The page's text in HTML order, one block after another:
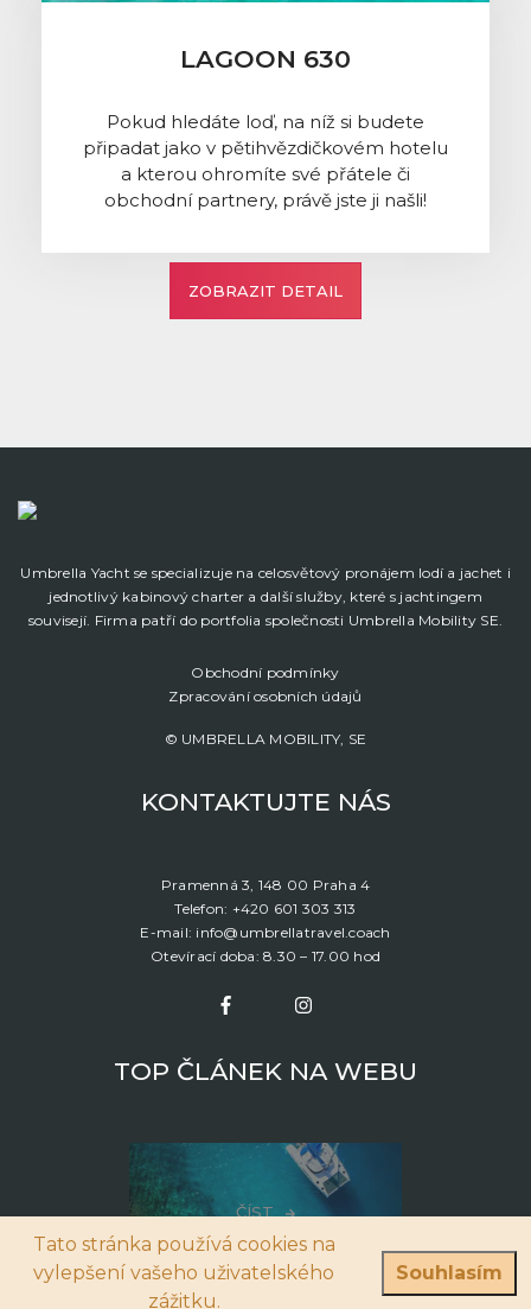
LAGOON 630
Pokud hledáte loď, na níž si budete
připadat jako v pětihvězdičkovém hotelu
a kterou ohromíte své přátele či
obchodní partnery, právě jste ji našli!
ZOBRAZIT DETAIL
Umbrella Yacht se specializuje na celosvětový pronájem lodí a jachet i
jednotlivý kabinový charter a další služby, které s jachtingem
souvisejí. Firma patří do portfolia společnosti Umbrella Mobility SE.
Obchodní podmínky
Zpracování osobních údajů
© UMBRELLA MOBILITY, SE
KONTAKTUJTE NÁS
Pramenná 3, 148 00 Praha 4
Telefon: +420 601 303 313
E-mail: info@umbrellatravel.coach
Otevírací doba: 8.30 – 17.00 hod
TOP ČLÁNEK NA WEBU
ČÍST
Pronájem lodí: Z jakých destinací můžete vybírat?
Tato stránka používá cookies na
vylepšení vašeho uživatelského
zážitku.
Souhlasím